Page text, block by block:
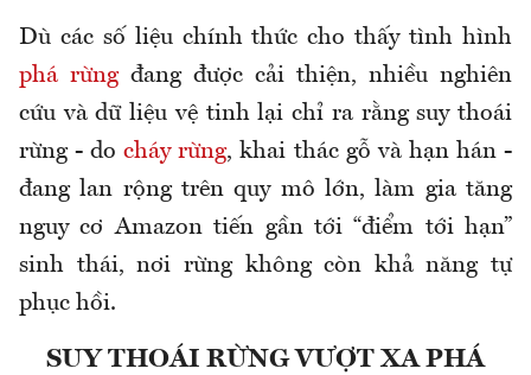
Dù các số liệu chính thức cho thấy tình hình
phá rừngđang được cải thiện, nhiều nghiên
cứu và dữ liệu vệ tinh lại chỉ ra rằng suy thoái
rừng - docháy rừng, khai thác gỗ và hạn hán -
đang lan rộng trên quy mô lớn, làm gia tăng
nguy cơ Amazon tiến gần tới “điểm tới hạn”
sinh thái, nơi rừng không còn khả năng tự
phục hồi.
SUY THOÁI RỪNG VƯỢT XA PHÁ